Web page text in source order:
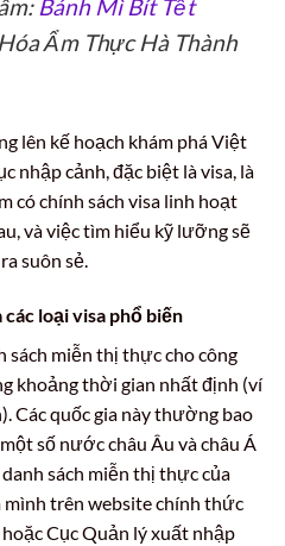
Bánh Mì Bít Tết
Ẩm Thực Hà Thành
lên kế hoạch khám phá Việt
nhập cảnh, đặc biệt là visa, là
có chính sách visa linh hoạt
và việc tìm hiểu kỹ lưỡng sẽ
suôn sẻ.
loại visa phổ biến
sách miễn thị thực cho công
khoảng thời gian nhất định (ví
Các quốc gia này thường bao
số nước châu Âu và châu Á
sách miễn thị thực của
trên website chính thức
Cục Quản lý xuất nhập